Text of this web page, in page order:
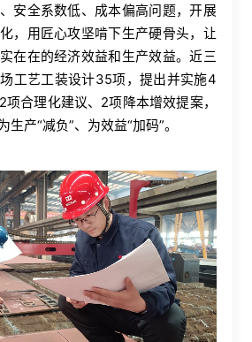
安全系数低、成本偏高问题，开展
，用匠心攻坚啃下生产硬骨头，让
在在的经济效益和生产效益。近三
工艺工装设计35项，提出并实施4
合理化建议、2项降本增效提案，
产“减负”、为效益“加码”。